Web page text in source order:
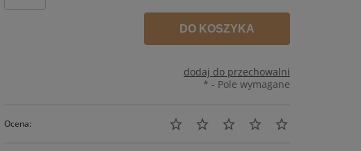
DO KOSZYKA
dodaj do przechowalni
* - Pole wymagane
Ocena: